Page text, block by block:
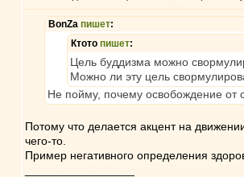
BonZa пишет:
Ктото пишет:
Цель буддизма можно
Можно ли эту цель
Не пойму, почему освобождение от
Потому что делается акцент на
чего-то.
Пример негативного определения